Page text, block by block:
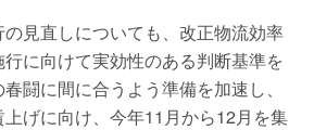
見直しについても、改正物流効率
に向けて実効性のある判断基準を
闘に間に合うよう準備を加速し、
げに向け、今年11月から12月を集